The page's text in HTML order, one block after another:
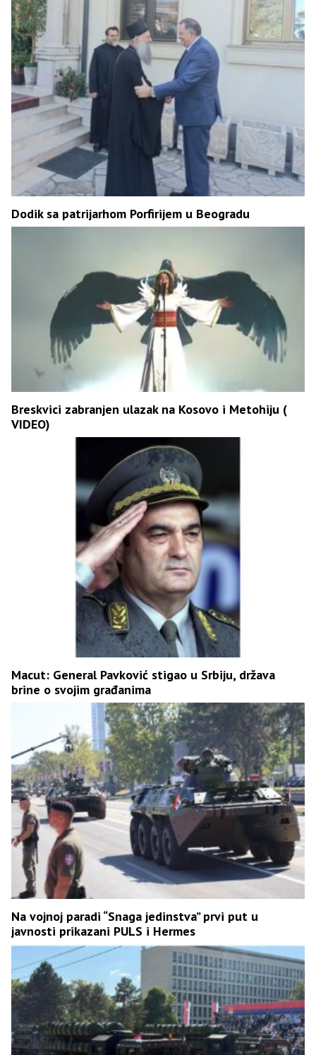
Dodik sa patrijarhom Porfirijem u Beogradu
Breskvici zabranjen ulazak na Kosovo i Metohiju (
VIDEO)
Macut: General Pavković stigao u Srbiju, država
brine o svojim građanima
Na vojnoj paradi “Snaga jedinstva” prvi put u
javnosti prikazani PULS i Hermes